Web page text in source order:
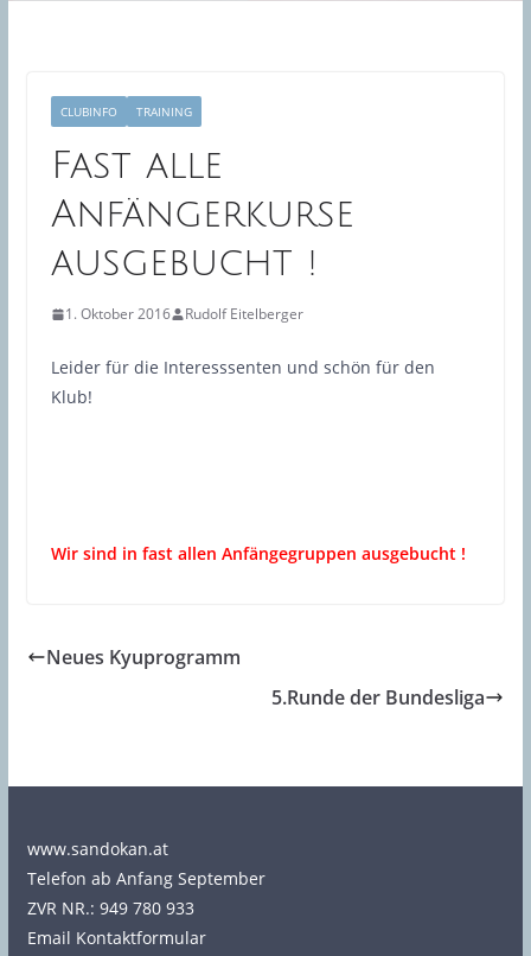
CLUBINFO TRAINING
Fast alle
Anfängerkurse
ausgebucht !
1. Oktober 2016 Rudolf Eitelberger
Leider für die Interesssenten und schön für den
Klub!
Wir sind in fast allen Anfängegruppen ausgebucht !
Neues Kyuprogramm
5.Runde der Bundesliga
www.sandokan.at
Telefon ab Anfang September
ZVR NR.: 949 780 933
Email Kontaktformular